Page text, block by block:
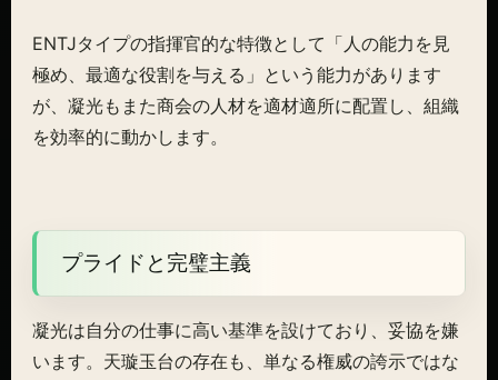
ENTJタイプの指揮官的な特徴として「人の能力を見
極め、最適な役割を与える」という能力があります
が、凝光もまた商会の人材を適材適所に配置し、組織
を効率的に動かします。
プライドと完璧主義
凝光は自分の仕事に高い基準を設けており、妥協を嫌
います。天璇玉台の存在も、単なる権威の誇示ではな